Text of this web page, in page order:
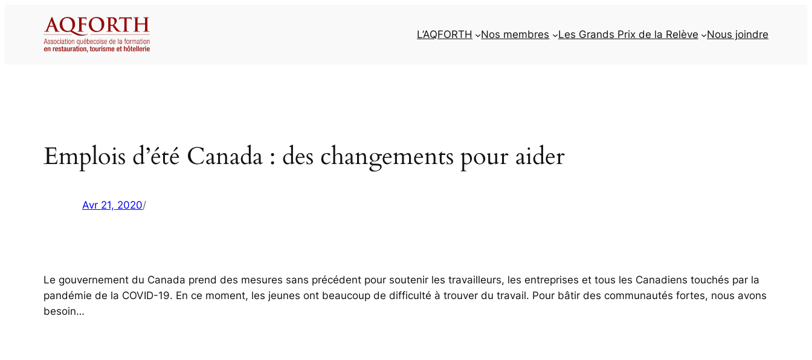
L’AQFORTH Nos membres Les Grands Prix de la Relève Nous joindre
Emplois d’été Canada : des changements pour aider
Avr 21, 2020/
Le gouvernement du Canada prend des mesures sans précédent pour soutenir les travailleurs, les entreprises et tous les Canadiens touchés par la
pandémie de la COVID-19. En ce moment, les jeunes ont beaucoup de difficulté à trouver du travail. Pour bâtir des communautés fortes, nous avons
besoin…